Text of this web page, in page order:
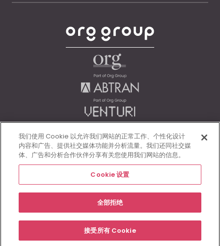
© Morgan McKinley 2026
我们使用 Cookie 以允许我们网站的正常工作、个性化设计
内容和广告、提供社交媒体功能并分析流量。我们还同社交媒
体、广告和分析合作伙伴分享有关您使用我们网站的信息。
Cookie 设置
全部拒绝
接受所有 Cookie